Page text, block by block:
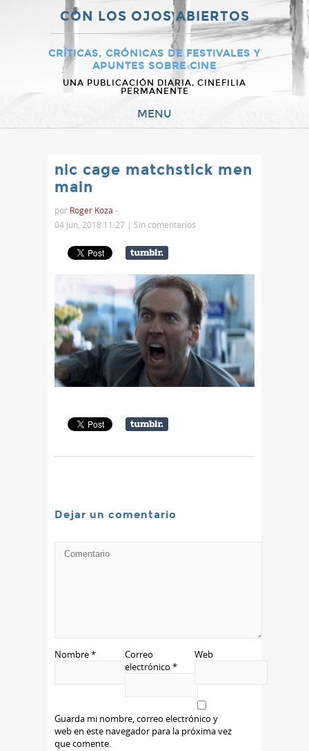
CON LOS OJOS ABIERTOS
CRÍTICAS, CRÓNICAS DE FESTIVALES Y
APUNTES SOBRE CINE
UNA PUBLICACIÓN DIARIA, CINEFILIA
PERMANENTE
MENU
nic cage matchstick men
main
por Roger Koza -
04 Jun, 2018 11:27 | Sin comentarios
Dejar un comentario
Nombre*
Correo
electrónico *
Web
Guarda mi nombre, correo electrónico y
web en este navegador para la próxima vez
que comente.